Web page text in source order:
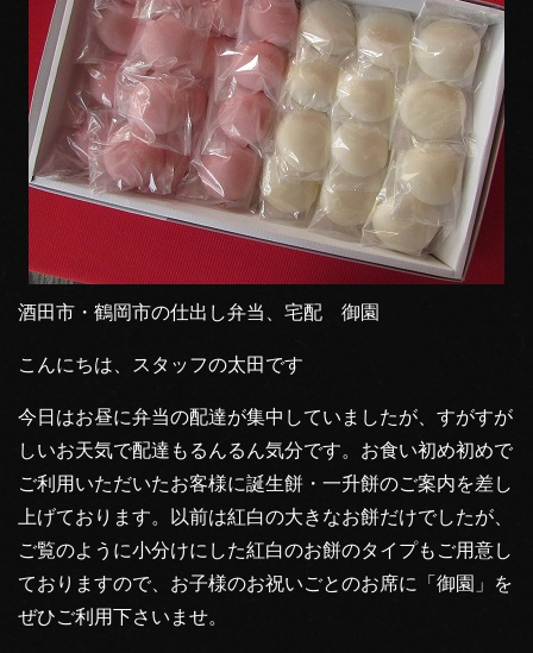
酒田市・鶴岡市の仕出し弁当、宅配 御園
こんにちは、スタッフの太田です
今日はお昼に弁当の配達が集中していましたが、すがすが
しいお天気で配達もるんるん気分です。お食い初め初めで
ご利用いただいたお客様に誕生餅・一升餅のご案内を差し
上げております。以前は紅白の大きなお餅だけでしたが、
ご覧のように小分けにした紅白のお餅のタイプもご用意し
ておりますので、お子様のお祝いごとのお席に「御園」を
ぜひご利用下さいませ。